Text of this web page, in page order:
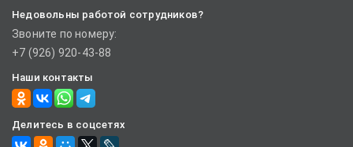
Недовольны работой сотрудников?
Звоните по номеру:
+7 (926) 920-43-88
Наши контакты
Делитесь в соцсетях